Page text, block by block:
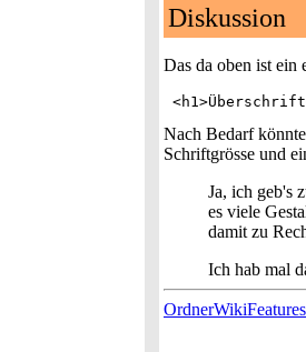
Diskussion
Das da oben ist ein
Nach Bedarf
Schriftgrösse und
Ja, ich geb's
es viele
damit zu
Ich hab mal
OrdnerWikiFeatures